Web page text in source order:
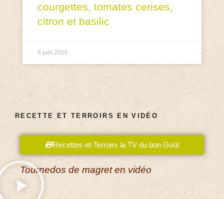
courgettes, tomates cerises,
citron et basilic
8 juin 2026
RECETTE ET TERROIRS EN VIDÉO
Recettes-et-Terroirs la TV du bon Goût
Tournedos de magret en vidéo